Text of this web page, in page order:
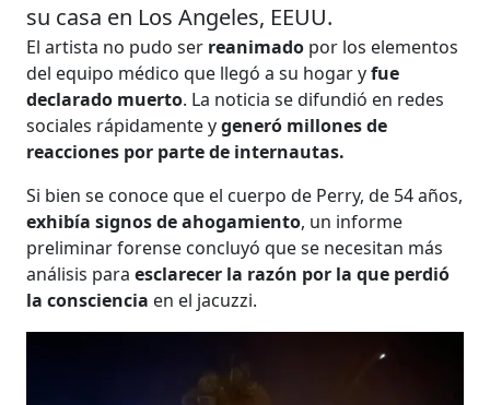
su casa en Los Angeles, EEUU.
El artista no pudo ser reanimado por los elementos
del equipo médico que llegó a su hogar yfue
declarado muerto. La noticia se difundió en redes
sociales rápidamente ygeneró millones de
reacciones por parte de internautas.
Si bien se conoce que el cuerpo de Perry, de 54 años,
exhibía signos de ahogamiento, un informe
preliminar forense concluyó que se necesitan más
análisis paraesclarecer la razón por la que perdió
la consciencia en el jacuzzi.